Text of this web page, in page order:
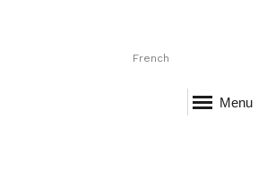
French
Menu